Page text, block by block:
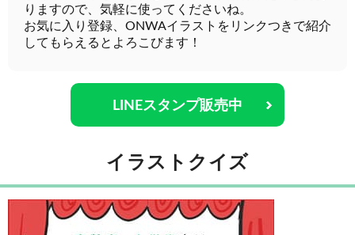
りますので、気軽に使ってくださいね。
お気に入り登録、ONWAイラストをリンクつきで紹介
してもらえるとよろこびます！
LINEスタンプ販売中
イラストクイズ